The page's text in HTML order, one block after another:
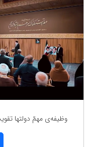
وظیفه‌ی مهمّ دولتها